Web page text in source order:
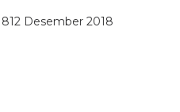
12 Desember 2018